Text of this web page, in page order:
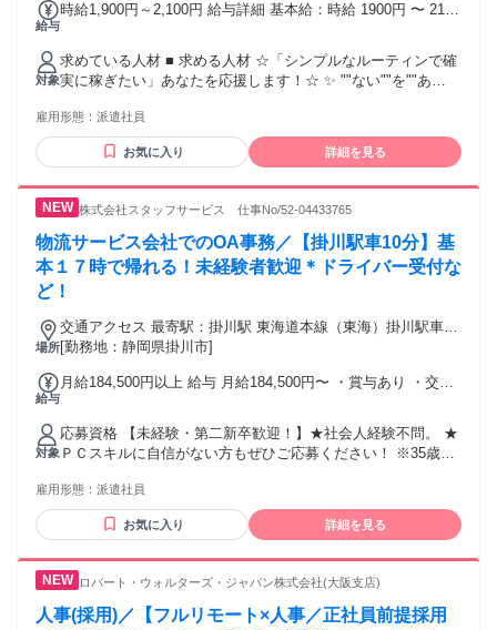
給与
時給1,900円～2,100円 給与詳細 基本給：時給 1900円 〜 2100
対象
求めている人材 ■ 求める人材 ☆「シンプルなルーティンで確
実に稼ぎたい」あなたを応援します！☆ ✨ ""ない""を""あ
収35万円以上を現実に！ 🌈 初月から月収35万円以上も可能！
🌈 毎日の食事無料＆売店ありで充実！ 🌈 ルーティン運搬で
迷いなし！ 🌈 生活支援金で初期費用ゼロ！ ■ スタートダッシ
ゼロで毎月貯金増える ルート習熟後の時給アップも ■ 言語要
件 業務上、日本語での指示理解・報告連絡相談が必要です 日
本語でスムーズにコミュニケーションが取れる方（目安：日
本語能力試験N1相当） 日本語での読み書き（作業手順書・安
全ルールの理解）ができる方
雇用形態： 派遣社員
お気に入り 詳細を見る
株式会社スタッフサービス 仕事No/52-04433765
物流サービス会社でのOA事務／【掛川駅車10分】基
本１７時で帰れる！未経験者歓迎＊ドライバー受付な
ど！
場所
交通アクセス 最寄駅：掛川駅 東海道本線（東海）掛川駅車10
分
[勤務地：静岡県掛川市]
給与
月給184,500円以上 給与 月給184,500円〜 ・賞与あり ・交通
（年1回）
対象
応募資格 【未経験・第二新卒歓迎！】★社会人経験不問。 ★
ＰＣスキルに自信がない方もぜひご応募ください！ ※35歳ま
にもオススメ／ ・安定して長く働きたい方 ・コミュニケーシ
ョン取ることが好きな方 ・誰かのサポートをしたい方 ◎無期
雇用派遣
雇用形態： 派遣社員
お気に入り 詳細を見る
ロバート・ウォルターズ・ジャパン株式会社(大阪支店)
人事(採用)／【フルリモート×人事／正社員前提採用